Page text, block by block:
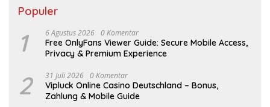
Populer
1 6 Agustus 2026 0 Komentar
Free OnlyFans Viewer Guide: Secure Mobile Access,
Privacy & Premium Experience
2 31 Juli 2026 0 Komentar
Vipluck Online Casino Deutschland – Bonus,
Zahlung & Mobile Guide